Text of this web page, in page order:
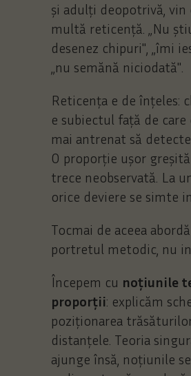
și adulți deopotrivă, vin
multă reticență. „Nu
desenez chipuri", „îmi
„nu semănă niciodată".
Reticența e de înțeles:
e subiectul față de care
mai antrenat să
O proporție ușor
trece neobservată. La
orice deviere se simte
Tocmai de aceea
portretul metodic, nu
Începem cu noțiunile
proporții: explicăm
poziționarea
distanțele. Teoria
ajunge însă, noțiunile se